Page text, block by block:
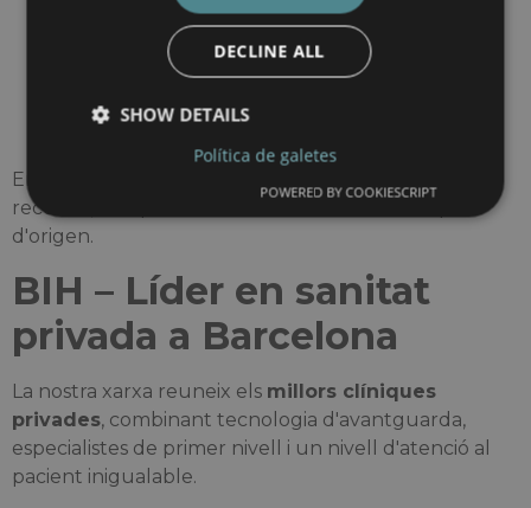
coordinadors i els intèrprets assisteixen a les
famílies durant tot el procés de tractament.
Institut Guttmann
ofereix programes de
internacionals que busquen tractament
neurològic avançat.
Ens comprometem a fer que cada pacient se senti
recolzat, independentment del seu idioma o país
d'origen.
BIH – Líder en sanitat
privada a Barcelona
La nostra xarxa reuneix els millors clíniques
privades, combinant tecnologia d'avantguarda,
especialistes de primer nivell i un nivell d'atenció al
pacient inigualable.
DECLINE ALL
SHOW DETAILS
Política de galetes
POWERED BY COOKIESCRIPT